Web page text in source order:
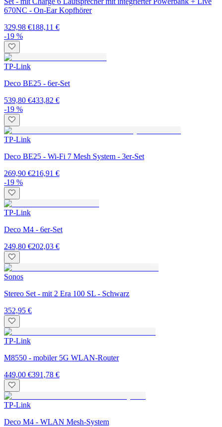
670NC - On-Ear Kopfhörer
329,98 €188,11 €
-19 %
TP-Link
Deco BE25 - 6er-Set
539,80 €433,82 €
-19 %
TP-Link
Deco BE25 - Wi-Fi 7 Mesh System - 3er-Set
269,90 €216,91 €
-19 %
TP-Link
Deco M4 - 6er-Set
249,80 €202,03 €
Sonos
Stereo Set - mit 2 Era 100 SL - Schwarz
352,95 €
TP-Link
M8550 - mobiler 5G WLAN-Router
449,00 €391,78 €
TP-Link
Deco M4 - WLAN Mesh-System